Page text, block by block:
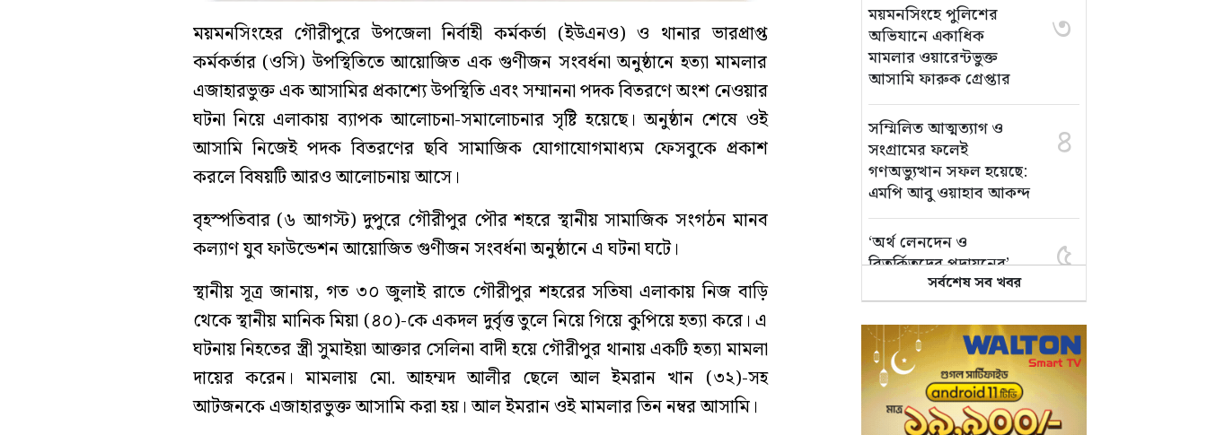
ময়মনসিংহের গৌরীপুরে উপজেলা নির্বাহী কর্মকর্তা (ইউএনও) ও থানার ভারপ্রাপ্ত
কর্মকর্তার (ওসি) উপস্থিতিতে আয়োজিত এক গুণীজন সংবর্ধনা অনুষ্ঠানে হত্যা মামলার
এজাহারভুক্ত এক আসামির প্রকাশ্যে উপস্থিতি এবং সম্মাননা পদক বিতরণে অংশ নেওয়ার
ঘটনা নিয়ে এলাকায় ব্যাপক আলোচনা-সমালোচনার সৃষ্টি হয়েছে। অনুষ্ঠান শেষে ওই
আসামি নিজেই পদক বিতরণের ছবি সামাজিক যোগাযোগমাধ্যম ফেসবুকে প্রকাশ
করলে বিষয়টি আরও আলোচনায় আসে।
বৃহস্পতিবার (৬ আগস্ট) দুপুরে গৌরীপুর পৌর শহরে স্থানীয় সামাজিক সংগঠন মানব
কল্যাণ যুব ফাউন্ডেশন আয়োজিত গুণীজন সংবর্ধনা অনুষ্ঠানে এ ঘটনা ঘটে।
স্থানীয় সূত্র জানায়, গত ৩০ জুলাই রাতে গৌরীপুর শহরের সতিষা এলাকায় নিজ বাড়ি
থেকে স্থানীয় মানিক মিয়া (৪০)-কে একদল দুর্বৃত্ত তুলে নিয়ে গিয়ে কুপিয়ে হত্যা করে। এ
ঘটনায় নিহতের স্ত্রী সুমাইয়া আক্তার সেলিনা বাদী হয়ে গৌরীপুর থানায় একটি হত্যা মামলা
দায়ের করেন। মামলায় মো. আহম্মদ আলীর ছেলে আল ইমরান খান (৩২)-সহ
আটজনকে এজাহারভুক্ত আসামি করা হয়। আল ইমরান ওই মামলার তিন নম্বর আসামি।
ময়মনসিংহে পুলিশের
অভিযানে একাধিক
মামলার ওয়ারেন্টভুক্ত
আসামি ফারুক গ্রেপ্তার
৩
সম্মিলিত আত্মত্যাগ ও
সংগ্রামের ফলেই
গণঅভ্যুত্থান সফল হয়েছে:
এমপি আবু ওয়াহাব আকন্দ
৪
‘অর্থ লেনদেন ও
বিতর্কিতদের পদায়নের’
অভিযোগ, ঈশ্বরগঞ্জে
ছাত্রলীগের একাংশের ঝাড়ু
মিছিল
৫
মানসম্মত শিক্ষা নিশ্চিতে
শ্যামপুরে তৎপর শিক্ষা
অফিসার শাপলা খানম
৬
সর্বশেষ সব খবর